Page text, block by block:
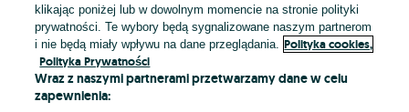
Kontynuuj przez konto Google
LUB
klikając poniżej lub w dowolnym momencie na stronie polityki
prywatności. Te wybory będą sygnalizowane naszym partnerom
i nie będą miały wpływu na dane przeglądania.
Polityka cookies,
Polityka Prywatności
Wraz z naszymi partnerami przetwarzamy dane w celu
zapewnienia: